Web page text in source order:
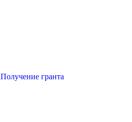
Получение гранта